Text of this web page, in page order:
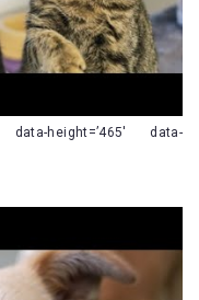
height=’465′ data-